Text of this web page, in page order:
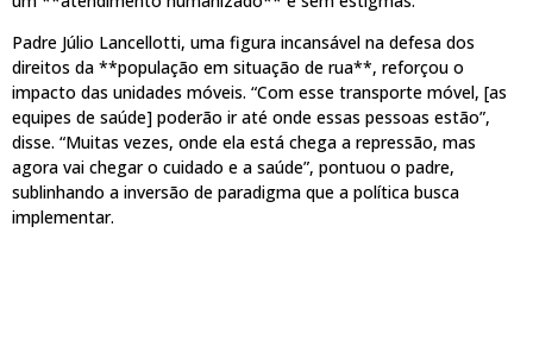
Padre Júlio Lancellotti, uma figura incansável na defesa dos
direitos da **população em situação de rua**, reforçou o
impacto das unidades móveis. “Com esse transporte móvel, [as
equipes de saúde] poderão ir até onde essas pessoas estão”,
disse. “Muitas vezes, onde ela está chega a repressão, mas
agora vai chegar o cuidado e a saúde”, pontuou o padre,
sublinhando a inversão de paradigma que a política busca
implementar.